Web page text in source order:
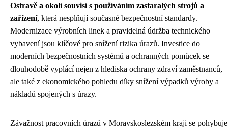
Ostravě a okolí souvisí s používáním zastaralých strojů a
zařízení, která nesplňují současné bezpečnostní standardy.
Modernizace výrobních linek a pravidelná údržba technického
vybavení jsou klíčové pro snížení rizika úrazů. Investice do
moderních bezpečnostních systémů a ochranných pomůcek se
dlouhodobě vyplácí nejen z hlediska ochrany zdraví zaměstnanců,
ale také z ekonomického pohledu díky snížení výpadků výroby a
nákladů spojených s úrazy.
Závažnost pracovních úrazů v Moravskoslezském kraji se pohybuje